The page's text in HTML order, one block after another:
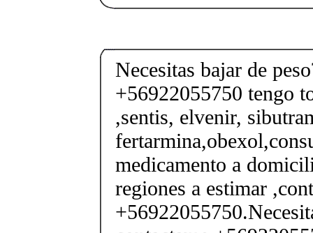
Necesitas bajar de
+56922055750 tengo
,sentis, elvenir,
medicamento a
regiones a estimar